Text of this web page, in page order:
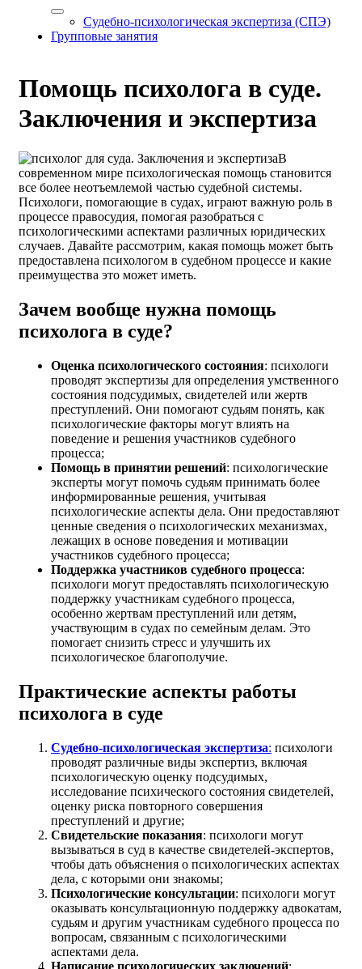
Судебно-психологическая экспертиза (СПЭ)
Групповые занятия
Помощь психолога в суде.
Заключения и экспертиза
В
современном мире психологическая помощь становится
все более неотъемлемой частью судебной системы.
Психологи, помогающие в судах, играют важную роль в
процессе правосудия, помогая разобраться с
психологическими аспектами различных юридических
случаев. Давайте рассмотрим, какая помощь может быть
предоставлена психологом в судебном процессе и какие
преимущества это может иметь.
Зачем вообще нужна помощь
психолога в суде?
Оценка психологического состояния: психологи
проводят экспертизы для определения умственного
состояния подсудимых, свидетелей или жертв
преступлений. Они помогают судьям понять, как
психологические факторы могут влиять на
поведение и решения участников судебного
процесса;
Помощь в принятии решений: психологические
эксперты могут помочь судьям принимать более
информированные решения, учитывая
психологические аспекты дела. Они предоставляют
ценные сведения о психологических механизмах,
лежащих в основе поведения и мотивации
участников судебного процесса;
Поддержка участников судебного процесса:
психологи могут предоставлять психологическую
поддержку участникам судебного процесса,
особенно жертвам преступлений или детям,
участвующим в судах по семейным делам. Это
помогает снизить стресс и улучшить их
психологическое благополучие.
Практические аспекты работы
психолога в суде
Судебно-психологическая экспертиза: психологи
проводят различные виды экспертиз, включая
психологическую оценку подсудимых,
исследование психического состояния свидетелей,
оценку риска повторного совершения
преступлений и другие;
Свидетельские показания: психологи могут
вызываться в суд в качестве свидетелей-экспертов,
чтобы дать объяснения о психологических аспектах
дела, с которыми они знакомы;
Психологические консультации: психологи могут
оказывать консультационную поддержку адвокатам,
судьям и другим участникам судебного процесса по
вопросам, связанным с психологическими
аспектами дела.
Написание психологических заключений: